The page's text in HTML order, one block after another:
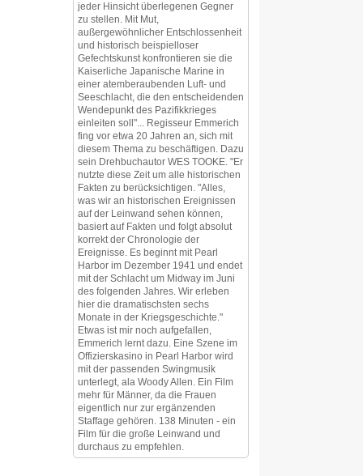
jeder Hinsicht überlegenen Gegner
zu stellen. Mit Mut,
außergewöhnlicher Entschlossenheit
und historisch beispielloser
Gefechtskunst konfrontieren sie die
Kaiserliche Japanische Marine in
einer atemberaubenden Luft- und
Seeschlacht, die den entscheidenden
Wendepunkt des Pazifikkrieges
einleiten soll"... Regisseur Emmerich
fing vor etwa 20 Jahren an, sich mit
diesem Thema zu beschäftigen. Dazu
sein Drehbuchautor WES TOOKE. "Er
nutzte diese Zeit um alle historischen
Fakten zu berücksichtigen. "Alles,
was wir an historischen Ereignissen
auf der Leinwand sehen können,
basiert auf Fakten und folgt absolut
korrekt der Chronologie der
Ereignisse. Es beginnt mit Pearl
Harbor im Dezember 1941 und endet
mit der Schlacht um Midway im Juni
des folgenden Jahres. Wir erleben
hier die dramatischsten sechs
Monate in der Kriegsgeschichte."
Etwas ist mir noch aufgefallen,
Emmerich lernt dazu. Eine Szene im
Offizierskasino in Pearl Harbor wird
mit der passenden Swingmusik
unterlegt, ala Woody Allen. Ein Film
mehr für Männer, da die Frauen
eigentlich nur zur ergänzenden
Staffage gehören. 138 Minuten - ein
Film für die große Leinwand und
durchaus zu empfehlen.